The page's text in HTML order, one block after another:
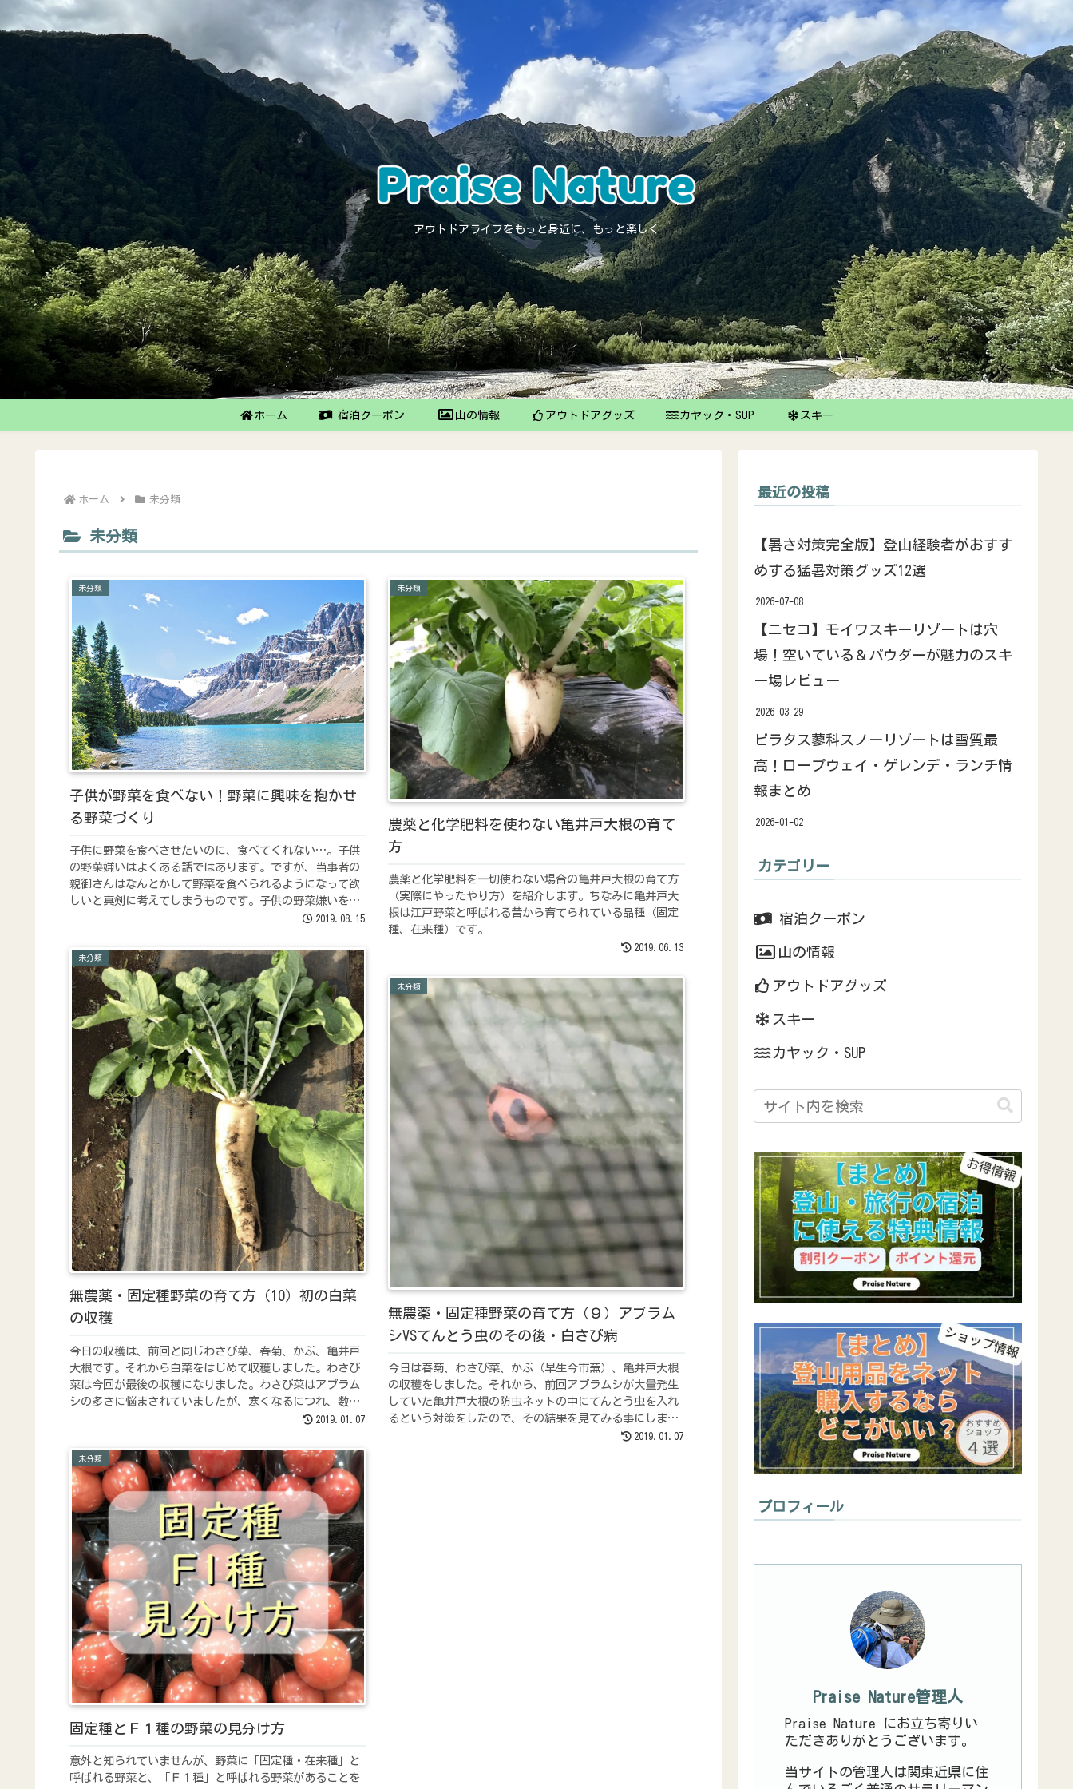
アウトドアライフをもっと身近に、もっと楽しく
ホーム 宿泊クーポン 山の情報 アウトドアグッズ カヤック・SUP スキー
ホーム 未分類
未分類
未分類
子供が野菜を食べない！野菜に興味を抱かせ
る野菜づくり
子供に野菜を食べさせたいのに、食べてくれない…。子供
の野菜嫌いはよくある話ではあります。ですが、当事者の
親御さんはなんとかして野菜を食べられるようになって欲
しいと真剣に考えてしまうものです。子供の野菜嫌いを克
服するために、実際に野菜を育ててみる、という方法はい
2019.08.15
未分類
農薬と化学肥料を使わない亀井戸大根の育て
方
農薬と化学肥料を一切使わない場合の亀井戸大根の育て方
（実際にやったやり方）を紹介します。ちなみに亀井戸大
根は江戸野菜と呼ばれる昔から育てられている品種（固定
種、在来種）です。
2019.06.13
未分類
無農薬・固定種野菜の育て方（10）初の白菜
の収穫
今日の収穫は、前回と同じわさび菜、春菊、かぶ、亀井戸
大根です。それから白菜をはじめて収穫しました。わさび
菜は今回が最後の収穫になりました。わさび菜はアブラム
シの多さに悩まされていましたが、寒くなるにつれ、数が
減ってきました。春菊は前回は茎を切り取り新芽を生やさ
た。というのも次に植える野菜が決まったため、畑を空け
なければならないためです。春菊はあと１回収穫できそう
です。
2019.01.07
未分類
無農薬・固定種野菜の育て方（９）アブラム
シVSてんとう虫のその後・白さび病
今日は春菊、わさび菜、かぶ（早生今市蕪）、亀井戸大根
の収穫をしました。それから、前回アブラムシが大量発生
していた亀井戸大根の防虫ネットの中にてんとう虫を入れ
るという対策をしたので、その結果を見てみる事にしま
す。それから、かぶ（早生今市蕪）に白さび病が発生して
2019.01.07
未分類
固定種とＦ１種の野菜の見分け方
意外と知られていませんが、野菜に「固定種・在来種」と
呼ばれる野菜と、「Ｆ１種」と呼ばれる野菜があることを
最近の投稿
【暑さ対策完全版】登山経験者がおすす
めする猛暑対策グッズ12選
2026-07-08
【ニセコ】モイワスキーリゾートは穴
場！空いている＆パウダーが魅力のスキ
ー場レビュー
2026-03-29
ピラタス蓼科スノーリゾートは雪質最
高！ロープウェイ・ゲレンデ・ランチ情
報まとめ
2026-01-02
カテゴリー
宿泊クーポン
山の情報
アウトドアグッズ
スキー
カヤック・SUP
プロフィール
Praise Nature管理人
Praise Nature にお立ち寄りい
ただきありがとうございます。
当サイトの管理人は関東近県に住